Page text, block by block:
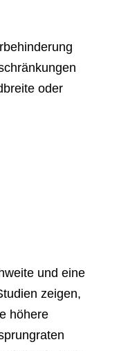
oder
und eine
zeigen,
höhere